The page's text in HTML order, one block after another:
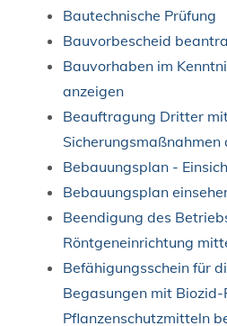
Bautechnische Prüfung
Bauvorbescheid
Bauvorhaben im
anzeigen
Beauftragung Dritter
Sicherungsmaßnahmen
Bebauungsplan -
Bebauungsplan
Beendigung des
Röntgeneinrichtung
Befähigungsschein für
Begasungen mit
Pflanzenschutzmitteln